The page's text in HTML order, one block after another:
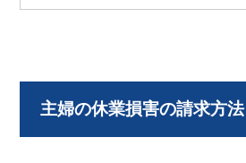
主婦の休業損害の請求方法